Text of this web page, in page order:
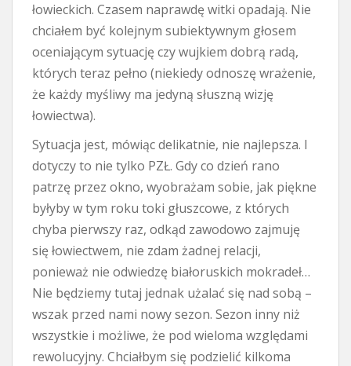
łowieckich. Czasem naprawdę witki opadają. Nie
chciałem być kolejnym subiektywnym głosem
oceniającym sytuację czy wujkiem dobrą radą,
których teraz pełno (niekiedy odnoszę wrażenie,
że każdy myśliwy ma jedyną słuszną wizję
łowiectwa).
Sytuacja jest, mówiąc delikatnie, nie najlepsza. I
dotyczy to nie tylko PZŁ. Gdy co dzień rano
patrzę przez okno, wyobrażam sobie, jak piękne
byłyby w tym roku toki głuszcowe, z których
chyba pierwszy raz, odkąd zawodowo zajmuję
się łowiectwem, nie zdam żadnej relacji,
ponieważ nie odwiedzę białoruskich mokradeł…
Nie będziemy tutaj jednak użalać się nad sobą –
wszak przed nami nowy sezon. Sezon inny niż
wszystkie i możliwe, że pod wieloma względami
rewolucyjny. Chciałbym się podzielić kilkoma